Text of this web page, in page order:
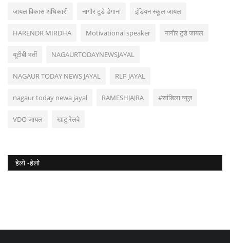
जायल विकास अधिकारी नागौर टुडे डेगाना इंडियन स्कूल जायल
HARENDR MIRDHA Motivational speaker नागौर टुडे जायल
यूटीबी भर्ती NAGAURTODAYNEWSJAYAL
NAGAUR TODAY NEWS JAYAL RLP JAYAL
nagaur today newa jayal RAMESHJAJRA #सांडिला न्यूज़
VDO जायल खाटु रेलवे
हेलो -हेलो